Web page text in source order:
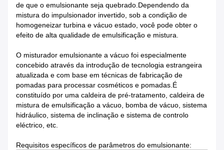
de que o emulsionante seja quebrado.Dependendo da
mistura do impulsionador invertido, sob a condição de
homogeneizar turbina e vácuo estado, você pode obter o
efeito de alta qualidade de emulsificação e mistura.
O misturador emulsionante a vácuo foi especialmente
concebido através da introdução de tecnologia estrangeira
atualizada e com base em técnicas de fabricação de
pomadas para processar cosméticos e pomadas.É
constituído por uma caldeira de pré-tratamento, caldeira de
mistura de emulsificação a vácuo, bomba de vácuo, sistema
hidráulico, sistema de inclinação e sistema de controlo
eléctrico, etc.
Requisitos específicos de parâmetros do emulsionante: